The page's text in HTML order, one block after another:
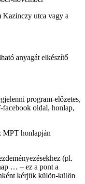
Kazinczy utca vagy a
anyagát elkészítő
program-előzetes,
oldal, honlap,
honlapján
(pl.
… – ez a pont a
kérjük külön-külön